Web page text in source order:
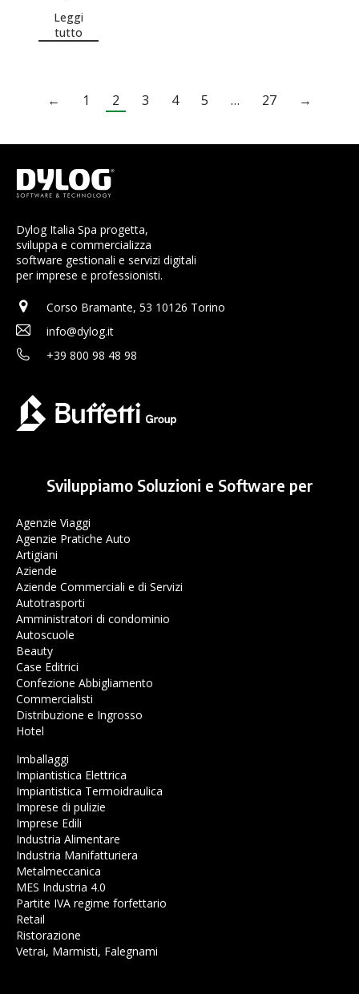
Leggi
tutto
← 1 2 3 4 5 … 27 →
Dylog Italia Spa progetta,
sviluppa e commercializza
software gestionali e servizi digitali
per imprese e professionisti.
Corso Bramante, 53 10126 Torino
info@dylog.it
+39 800 98 48 98
Sviluppiamo Soluzioni e Software per
Agenzie Viaggi
Agenzie Pratiche Auto
Artigiani
Aziende
Aziende Commerciali e di Servizi
Autotrasporti
Amministratori di condominio
Autoscuole
Beauty
Case Editrici
Confezione Abbigliamento
Commercialisti
Distribuzione e Ingrosso
Hotel
Imballaggi
Impiantistica Elettrica
Impiantistica Termoidraulica
Imprese di pulizie
Imprese Edili
Industria Alimentare
Industria Manifatturiera
Metalmeccanica
MES Industria 4.0
Partite IVA regime forfettario
Retail
Ristorazione
Vetrai, Marmisti, Falegnami